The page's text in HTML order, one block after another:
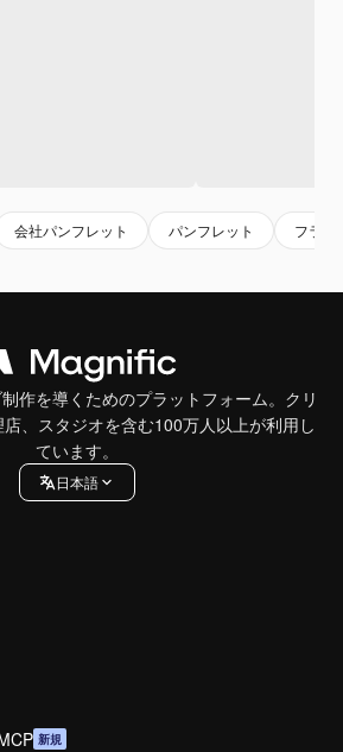
会社パンフレット パンフレット フライ
作を導くためのプラットフォーム。クリ
、スタジオを含む100万人以上が利用し
ています。
日本語
新規